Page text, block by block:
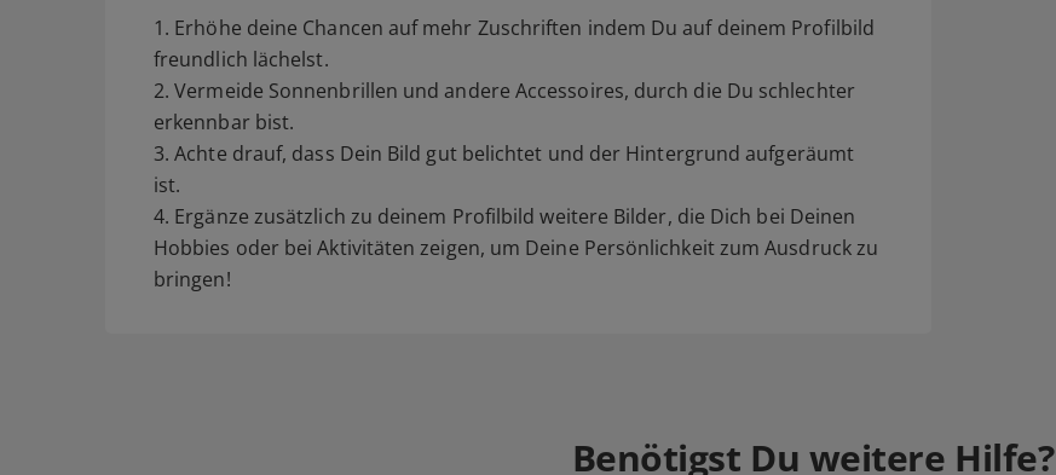
1. Erhöhe deine Chancen auf mehr Zuschriften indem Du auf deinem Profilbild
freundlich lächelst.
2. Vermeide Sonnenbrillen und andere Accessoires, durch die Du schlechter
erkennbar bist.
3. Achte drauf, dass Dein Bild gut belichtet und der Hintergrund aufgeräumt
ist.
4. Ergänze zusätzlich zu deinem Profilbild weitere Bilder, die Dich bei Deinen
Hobbies oder bei Aktivitäten zeigen, um Deine Persönlichkeit zum Ausdruck zu
bringen!
Benötigst Du weitere Hilfe?